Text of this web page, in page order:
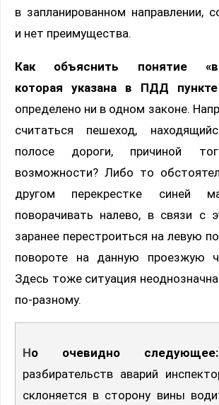
в запланированном направлении,
и нет преимущества.
Как объяснить понятие
которая указана в ПДД
определено ни в одном законе.
считаться пешеход,
полосе дороги, причиной
возможности? Либо то
другом перекрестке синей
поворачивать налево, в связи с
заранее перестроиться на левую
повороте на данную проезжую
Здесь тоже ситуация
по-разному.
Но очевидно следующее:
разбирательств аварий
склоняется в сторону вины